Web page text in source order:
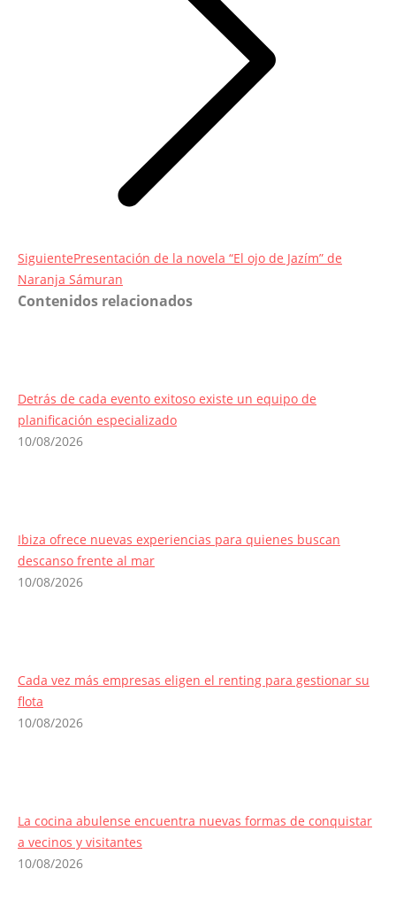
SiguienteEntrada
siguiente:
Presentación de la novela “El ojo de Jazím” de
Naranja Sámuran
Contenidos relacionados
Detrás de cada evento exitoso existe un equipo de
planificación especializado
10/08/2026
Ibiza ofrece nuevas experiencias para quienes buscan
descanso frente al mar
10/08/2026
Cada vez más empresas eligen el renting para gestionar su
flota
10/08/2026
La cocina abulense encuentra nuevas formas de conquistar
a vecinos y visitantes
10/08/2026